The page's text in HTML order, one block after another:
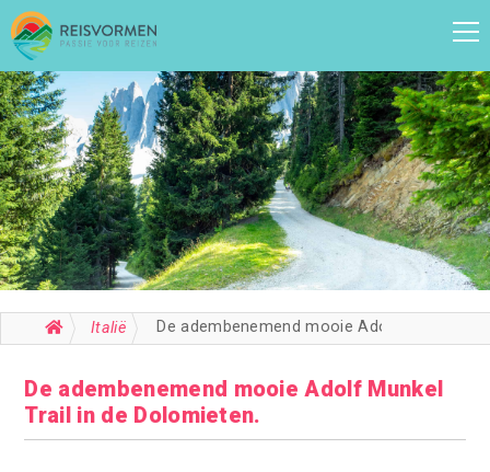
Italië
De adembenemend mooie Adolf Munkel
Trail in de Dolomieten.